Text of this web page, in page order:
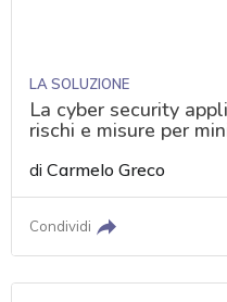
LA SOLUZIONE
La cyber security
rischi e misure per
diCarmelo Greco
Condividi